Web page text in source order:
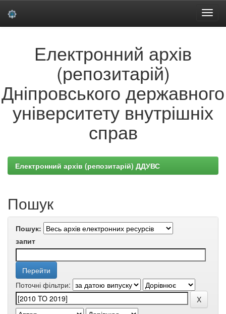
Електронний архів
(репозитарій)
Дніпровського державного
університету внутрішніх
справ
Електронний архів (репозитарій) ДДУВС
Пошук
Пошук:
запит
Поточні фільтри: